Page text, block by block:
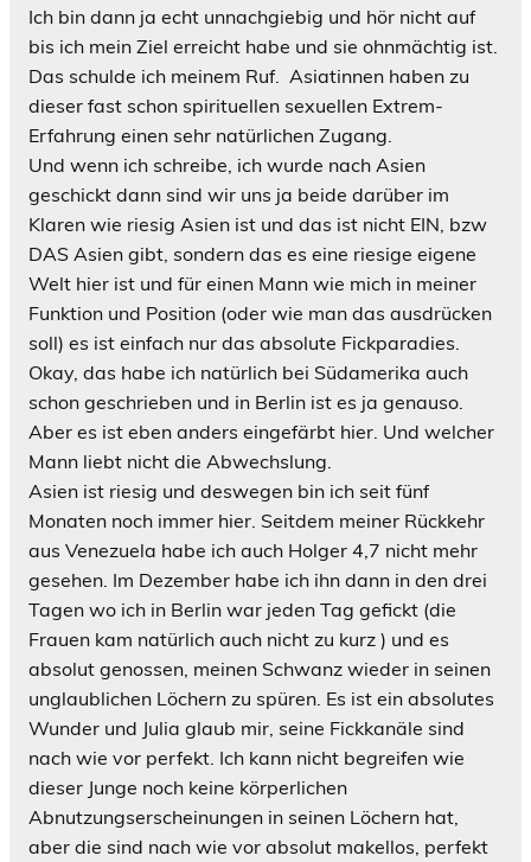
Ich bin dann ja echt unnachgiebig und hör nicht auf
bis ich mein Ziel erreicht habe und sie ohnmächtig ist.
Das schulde ich meinem Ruf. Asiatinnen haben zu
dieser fast schon spirituellen sexuellen Extrem-
Erfahrung einen sehr natürlichen Zugang.
Und wenn ich schreibe, ich wurde nach Asien
geschickt dann sind wir uns ja beide darüber im
Klaren wie riesig Asien ist und das ist nicht EIN, bzw
DAS Asien gibt, sondern das es eine riesige eigene
Welt hier ist und für einen Mann wie mich in meiner
Funktion und Position (oder wie man das ausdrücken
soll) es ist einfach nur das absolute Fickparadies.
Okay, das habe ich natürlich bei Südamerika auch
schon geschrieben und in Berlin ist es ja genauso.
Aber es ist eben anders eingefärbt hier. Und welcher
Mann liebt nicht die Abwechslung.
Asien ist riesig und deswegen bin ich seit fünf
Monaten noch immer hier. Seitdem meiner Rückkehr
aus Venezuela habe ich auch Holger 4,7 nicht mehr
gesehen. Im Dezember habe ich ihn dann in den drei
Tagen wo ich in Berlin war jeden Tag gefickt (die
Frauen kam natürlich auch nicht zu kurz ) und es
absolut genossen, meinen Schwanz wieder in seinen
unglaublichen Löchern zu spüren. Es ist ein absolutes
Wunder und Julia glaub mir, seine Fickkanäle sind
nach wie vor perfekt. Ich kann nicht begreifen wie
dieser Junge noch keine körperlichen
Abnutzungserscheinungen in seinen Löchern hat,
aber die sind nach wie vor absolut makellos, perfekt